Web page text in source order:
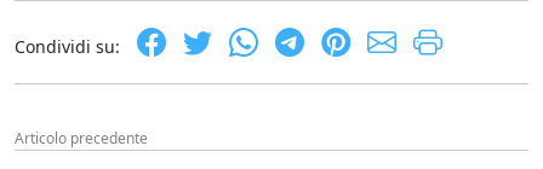
Condividi su:
Articolo precedente